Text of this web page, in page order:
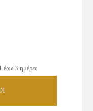
3 ημέρες